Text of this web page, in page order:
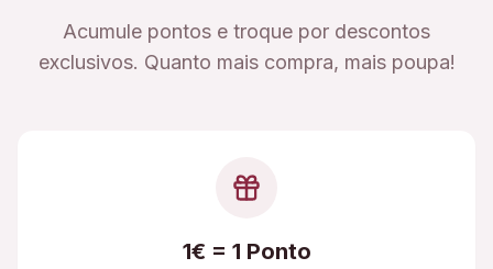
Acumule pontos e troque por descontos
exclusivos. Quanto mais compra, mais poupa!
1€ = 1 Ponto